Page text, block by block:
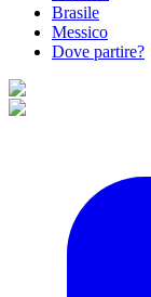
Brasile
Messico
Dove partire?